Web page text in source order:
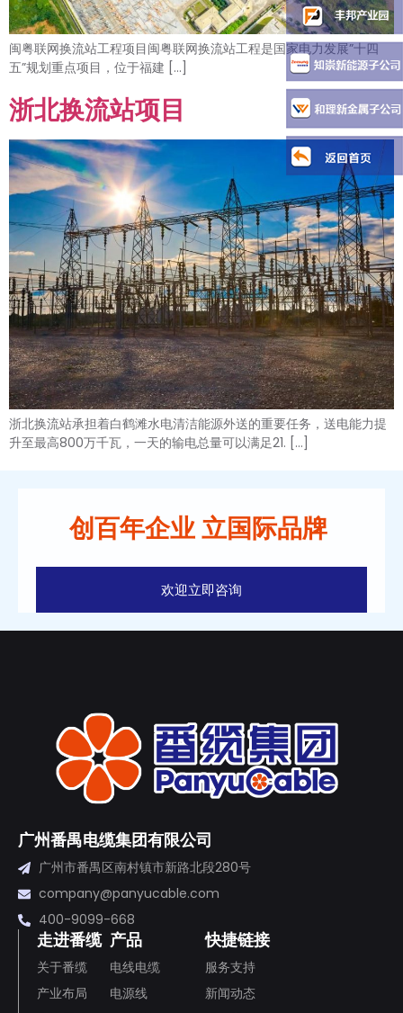
闽粤联网换流站工程项目闽粤联网换流站工程是国家电力发展”十四
五”规划重点项目，位于福建 […]
浙北换流站项目
浙北换流站承担着白鹤滩水电清洁能源外送的重要任务，送电能力提
升至最高800万千瓦，一天的输电总量可以满足21. […]
创百年企业 立国际品牌
欢迎立即咨询
广州番禺电缆集团有限公司
广州市番禺区南村镇市新路北段280号
company@panyucable.com
400-9099-668
走进番缆
关于番缆
产业布局
产品
电线电缆
电源线
快捷链接
服务支持
新闻动态